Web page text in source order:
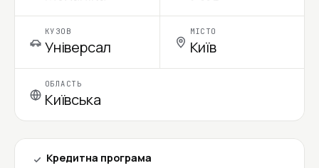
КУЗОВ
Універсал
МІСТО
Київ
ОБЛАСТЬ
Київська
Кредитна програма